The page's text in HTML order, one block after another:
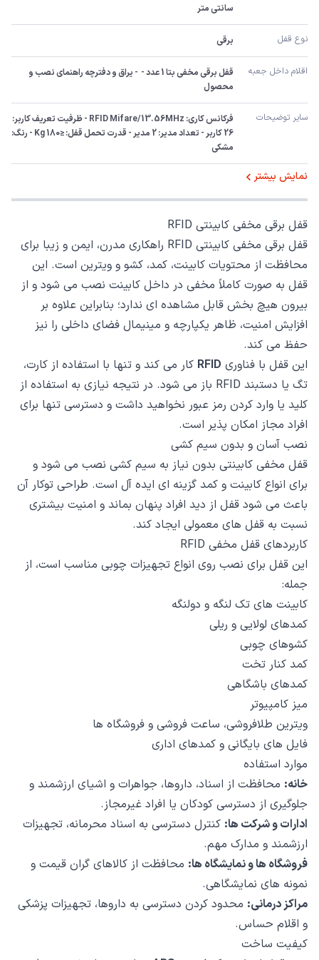
سانتی متر
نوع قفل برقی
اقلام داخل جعبه
محصول
سایر توضیحات
مشکی
نمایش بیشتر
قفل برقی مخفی کابینتی RFID
قفل برقی مخفی کابینتی RFID راهکاری مدرن، ایمن و زیبا برای
محافظت از محتویات کابینت، کمد، کشو و ویترین است. این
قفل به صورت کاملاً مخفی در داخل کابینت نصب می شود و از
بیرون هیچ بخش قابل مشاهده ای ندارد؛ بنابراین علاوه بر
افزایش امنیت، ظاهر یکپارچه و مینیمال فضای داخلی را نیز
حفظ می کند.
این قفل با فناوری RFID کار می کند و تنها با استفاده از کارت،
تگ یا دستبند RFID باز می شود. در نتیجه نیازی به استفاده از
کلید یا وارد کردن رمز عبور نخواهید داشت و دسترسی تنها برای
افراد مجاز امکان پذیر است.
نصب آسان و بدون سیم کشی
قفل مخفی کابینتی بدون نیاز به سیم کشی نصب می شود و
برای انواع کابینت و کمد گزینه ای ایده آل است. طراحی توکار آن
باعث می شود قفل از دید افراد پنهان بماند و امنیت بیشتری
نسبت به قفل های معمولی ایجاد کند.
کاربردهای قفل مخفی RFID
این قفل برای نصب روی انواع تجهیزات چوبی مناسب است، از
جمله:
کابینت های تک لنگه و دولنگه
کمدهای لولایی و ریلی
کشوهای چوبی
کمد کنار تخت
کمدهای باشگاهی
میز کامپیوتر
ویترین طلافروشی، ساعت فروشی و فروشگاه ها
فایل های بایگانی و کمدهای اداری
موارد استفاده
خانه: محافظت از اسناد، داروها، جواهرات و اشیای ارزشمند و
جلوگیری از دسترسی کودکان یا افراد غیرمجاز.
ادارات و شرکت ها: کنترل دسترسی به اسناد محرمانه، تجهیزات
ارزشمند و مدارک مهم.
فروشگاه ها و نمایشگاه ها: محافظت از کالاهای گران قیمت و
نمونه های نمایشگاهی.
مراکز درمانی: محدود کردن دسترسی به داروها، تجهیزات پزشکی
و اقلام حساس.
کیفیت ساخت